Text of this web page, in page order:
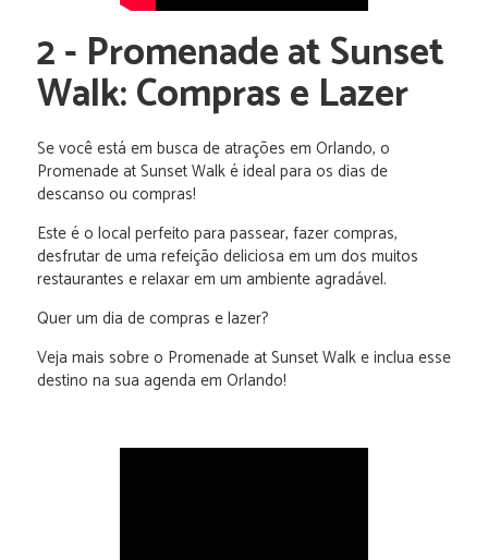
2 - Promenade at Sunset
Walk: Compras e Lazer
Se você está em busca de atrações em Orlando, o
Promenade at Sunset Walk é ideal para os dias de
descanso ou compras!
Este é o local perfeito para passear, fazer compras,
desfrutar de uma refeição deliciosa em um dos muitos
restaurantes e relaxar em um ambiente agradável.
Quer um dia de compras e lazer?
Veja mais sobre o Promenade at Sunset Walk e inclua esse
destino na sua agenda em Orlando!